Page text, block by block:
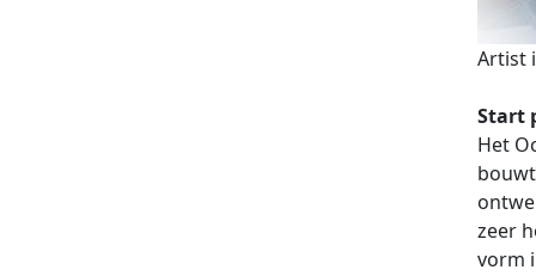
Artist
Start
Het
zeer
vorm